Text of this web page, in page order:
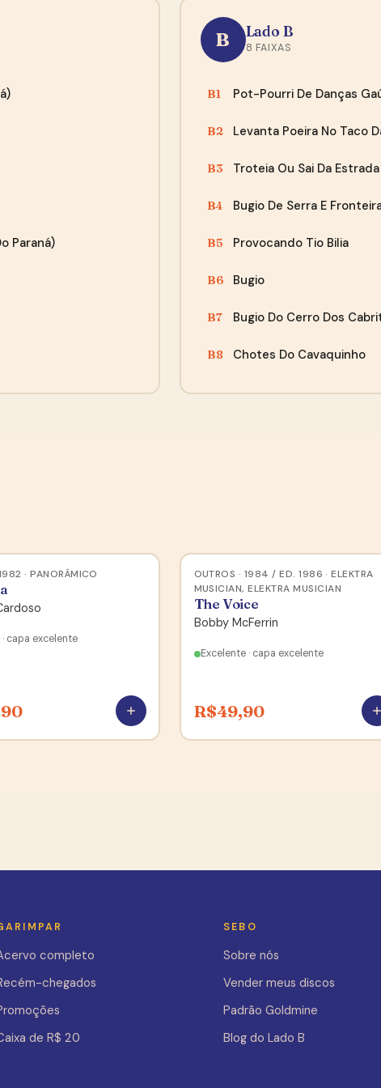
Paraná)
B Lado B
8 FAIXAS
B1 Pot-Pourri De Danças
B2 Levanta Poeira No Taco
B3 Troteia Ou Sai Da
B4 Bugio De Serra E
B5 Provocando Tio Bilia
B6 Bugio
B7 Bugio Do Cerro Dos
B8 Chotes Do Cavaquinho
· PANORÂMICO
capa excelente
OUTROS · 1984 / ED. 1986 · ELEKTRA
MUSICIAN, ELEKTRA MUSICIAN
The Voice
Bobby McFerrin
Excelente · capa excelente
R$49,90
completo
chegados
de R$ 20
SEBO
Sobre nós
Vender meus discos
Padrão Goldmine
Blog do Lado B
amo! São muito atenciosos e chega tudo em perfeito